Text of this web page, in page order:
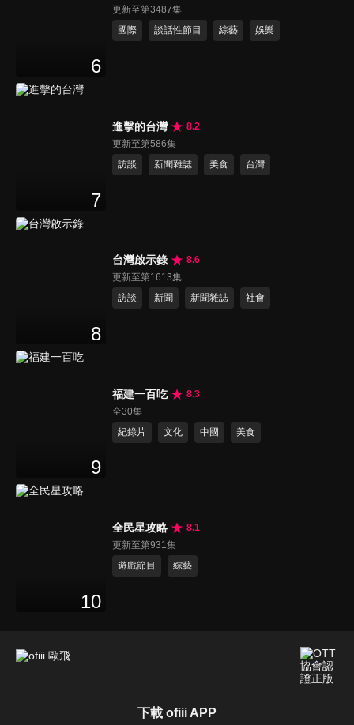
6
更新至第3487集
國際
談話性節目 綜藝 娛樂
7
進擊的台灣
8.2
更新至第586集
訪談
新聞雜誌 美食 台灣
8
台灣啟示錄
8.6
更新至第1613集
訪談
新聞 新聞雜誌 社會
9
福建一百吃
8.3
全30集
紀錄片
文化 中國 美食
10
全民星攻略
8.1
更新至第931集
遊戲節目
綜藝
下載 ofiii APP